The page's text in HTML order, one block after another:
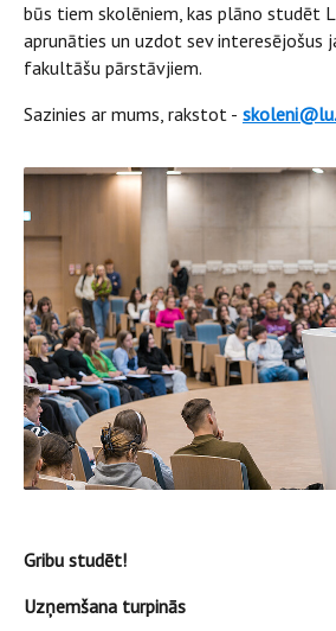
būs tiem skolēniem, kas plāno studēt
aprunāties un uzdot sev interesējošus
fakultāšu pārstāvjiem.
Sazinies ar mums, rakstot -
Gribu studēt!
Uzņemšana turpinās